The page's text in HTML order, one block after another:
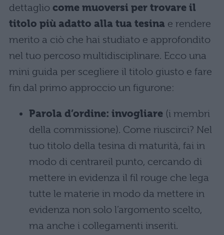
dettaglio come muoversi per trovare il
titolo più adatto alla tua tesina e rendere
merito a ciò che hai studiato e approfondito
nel tuo percoso multidisciplinare. Ecco una
mini guida per scegliere il titolo giusto e fare
fin dal primo approccio un figurone:
Parola d’ordine: invogliare (i membri
della commissione). Come riuscirci? Nel
tuo titolo della tesina di maturità, fai in
modo di centrareil punto, cercando di
mettere in evidenza il fil rouge che lega
tutte le materie in modo da mettere in
evidenza non solo l’argomento scelto,
ma anche i collegamenti inseriti.